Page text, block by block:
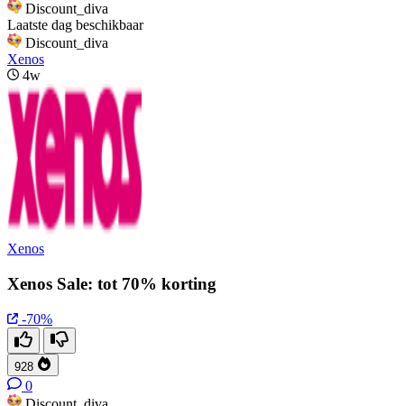
Discount_diva
Laatste dag beschikbaar
Discount_diva
Xenos
4w
Xenos
Xenos Sale: tot 70% korting
-70%
928
0